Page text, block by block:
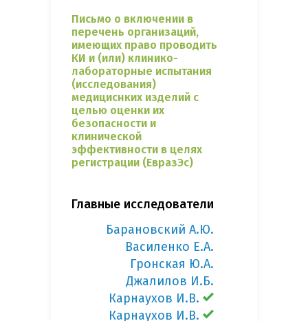
Письмо о включении в
перечень организаций,
имеющих право проводить
КИ и (или) клинико-
лабораторные испытания
(исследования)
медициснких изделий с
целью оценки их
безопасности и
клинической
эффективности в целях
регистрации (ЕвразЭс)
Главные исследователи
Барановский А.Ю.
Василенко Е.А.
Гронская Ю.А.
Джалилов И.Б.
Карнаухов И.В.
Карнаухов И.В.